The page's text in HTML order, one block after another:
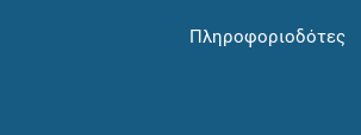
Πληροφοριοδότες